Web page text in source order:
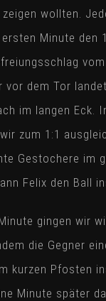
wollten.
Minute den
vor dem Tor
im langen Eck.
zum 1:1
Gestochere im
Felix den Ball
gingen wir
die Gegner
kurzen Pfosten
Minute später